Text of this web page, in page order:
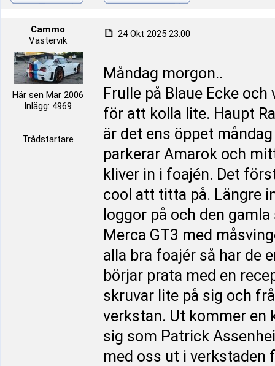
Cammo
Västervik
Här sen Mar 2006
Inlägg: 4969
Trådstartare
24 Okt 2025 23:00
Måndag morgon..
Frulle på Blaue Ecke
för att kolla lite. Haupt
är det ens öppet
parkerar Amarok och
kliver in i foajén. Det
cool att titta på. Längre
loggor på och den
Merca GT3 med
alla bra foajér så har de
börjar prata med en
skruvar lite på sig och
verkstan. Ut kommer en
sig som Patrick
med oss ut i verkstaden